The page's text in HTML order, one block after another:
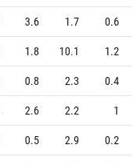
3.6 1.7
0.6
1.8 10.1
1.2
0.8 2.3
0.4
2.6 2.2
1
0.5 2.9
0.2